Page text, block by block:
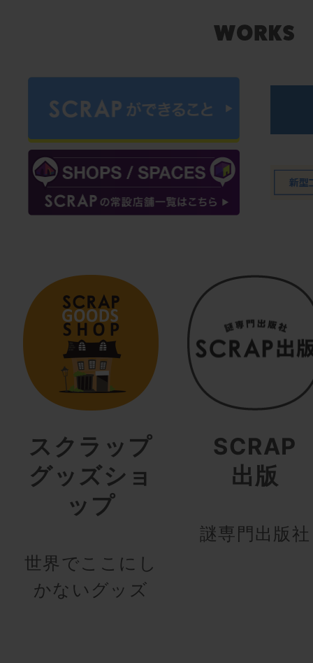
スクラップ
グッズショ
ップ
世界でここにし
かないグッズ
SCRAP
出版
謎専門出版社